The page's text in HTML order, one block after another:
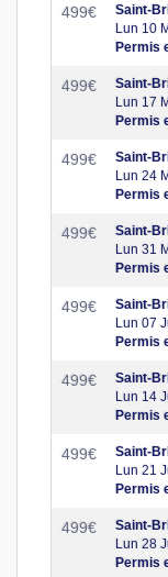
499€
Saint-
Lun 10
Permis
499€
Saint-
Lun 17
Permis
499€
Saint-
Lun 24
Permis
499€
Saint-
Lun 31
Permis
499€
Saint-
Lun 07
Permis
499€
Saint-
Lun 14
Permis
499€
Saint-
Lun 21
Permis
499€
Saint-
Lun 28
Permis